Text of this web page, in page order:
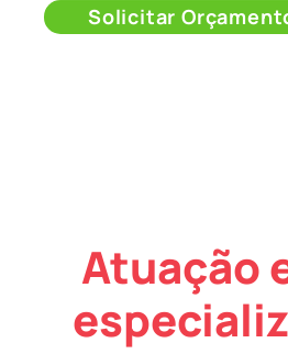
Solicitar
Atuação